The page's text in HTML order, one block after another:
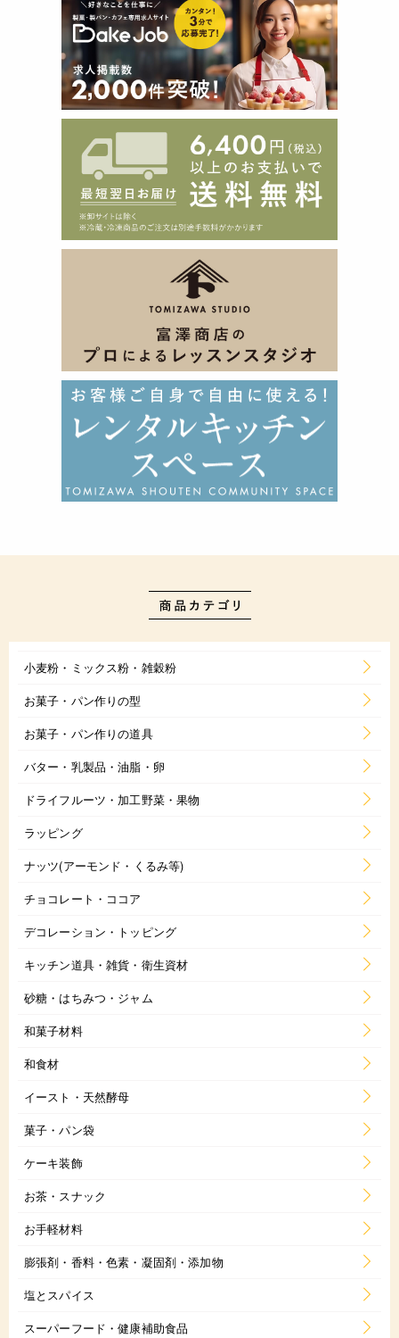
小麦粉・ミックス粉・雑穀粉
お菓子・パン作りの型
お菓子・パン作りの道具
バター・乳製品・油脂・卵
ドライフルーツ・加工野菜・果物
ラッピング
ナッツ(アーモンド・くるみ等)
チョコレート・ココア
デコレーション・トッピング
キッチン道具・雑貨・衛生資材
砂糖・はちみつ・ジャム
和菓子材料
和食材
イースト・天然酵母
菓子・パン袋
ケーキ装飾
お茶・スナック
お手軽材料
膨張剤・香料・色素・凝固剤・添加物
塩とスパイス
スーパーフード・健康補助食品